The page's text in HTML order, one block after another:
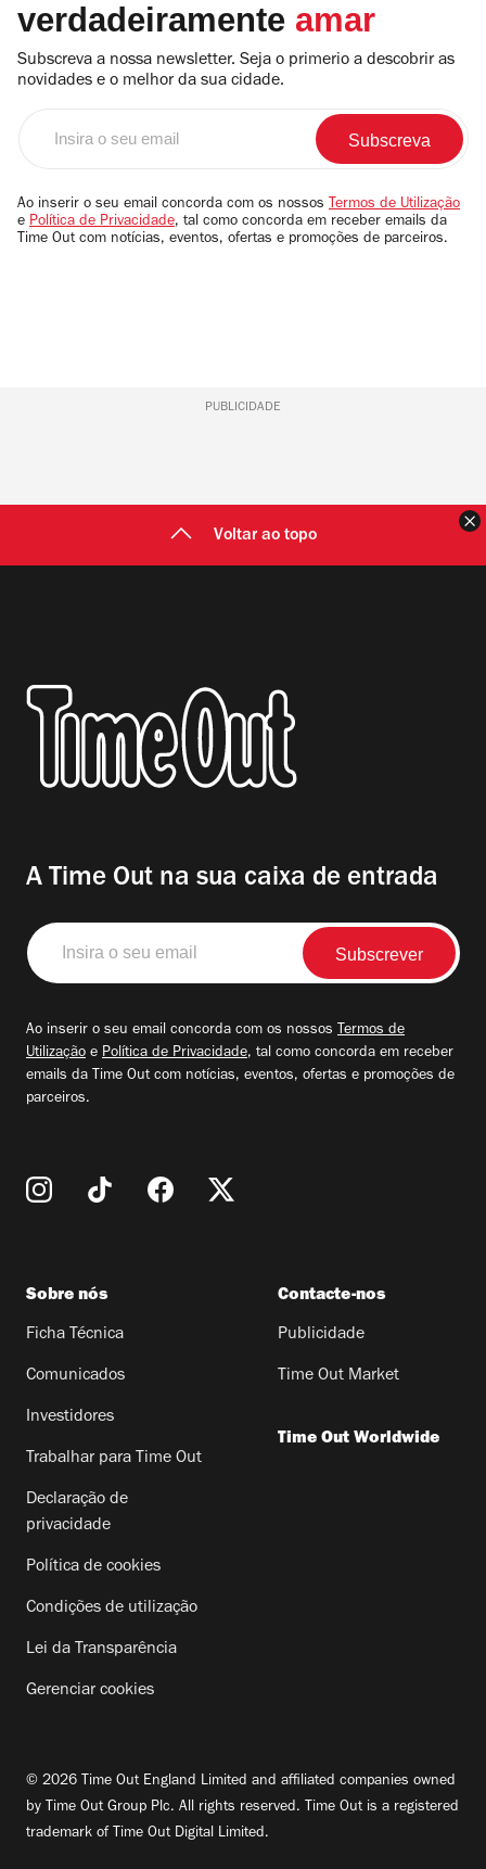
verdadeiramente amar
Subscreva a nossa newsletter. Seja o primerio a descobrir as
novidades e o melhor da sua cidade.
email
Ao inserir o seu email concorda com os nossos Termos de Utilização
e Política de Privacidade, tal como concorda em receber emails da
Time Out com notícias, eventos, ofertas e promoções de parceiros.
PUBLICIDADE
Voltar ao topo
A Time Out na sua caixa de entrada
Insira
o
seu
Ao inserir o seu email concorda com os nossos Termos de
Utilização e Política de Privacidade, tal como concorda em receber
emails da Time Out com notícias, eventos, ofertas e promoções de
parceiros.
Sobre nós
Ficha Técnica
Comunicados
Investidores
Trabalhar para Time Out
Declaração de
privacidade
Política de cookies
Condições de utilização
Lei da Transparência
Gerenciar cookies
Contacte-nos
Publicidade
Time Out Market
Time Out Worldwide
© 2026 Time Out England Limited and affiliated companies owned
by Time Out Group Plc. All rights reserved. Time Out is a registered
trademark of Time Out Digital Limited.